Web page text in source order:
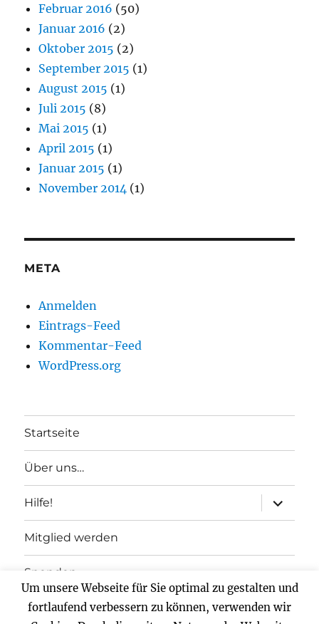
Februar 2016 (50)
Januar 2016 (2)
Oktober 2015 (2)
September 2015 (1)
August 2015 (1)
Juli 2015 (8)
Mai 2015 (1)
April 2015 (1)
Januar 2015 (1)
November 2014 (1)
META
Anmelden
Eintrags-Feed
Kommentar-Feed
WordPress.org
Startseite
Über uns…
Hilfe!
anzeigen
Mitglied werden
Spenden
Impressum
Um unsere Webseite für Sie optimal zu gestalten und
fortlaufend verbessern zu können, verwenden wir